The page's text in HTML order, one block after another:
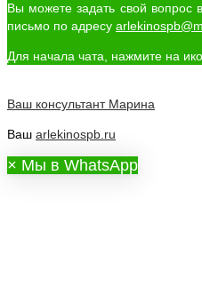
Вы можете задать свой вопрос
письмо по адресу
Для начала чата, нажмите на
Ваш консультант Марина
Ваш arlekinospb.ru
× Мы в WhatsApp